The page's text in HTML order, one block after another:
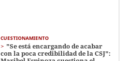
CUESTIONAMIENTO
"Se está encargando de acabar
con la poca credibilidad de la CSJ":